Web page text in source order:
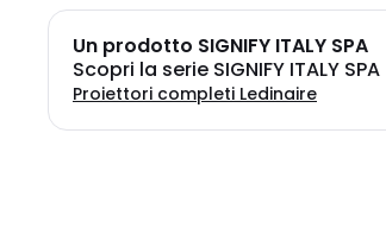
Un prodotto SIGNIFY ITALY SPA
Scopri la serie SIGNIFY ITALY SPA
Proiettori completi Ledinaire